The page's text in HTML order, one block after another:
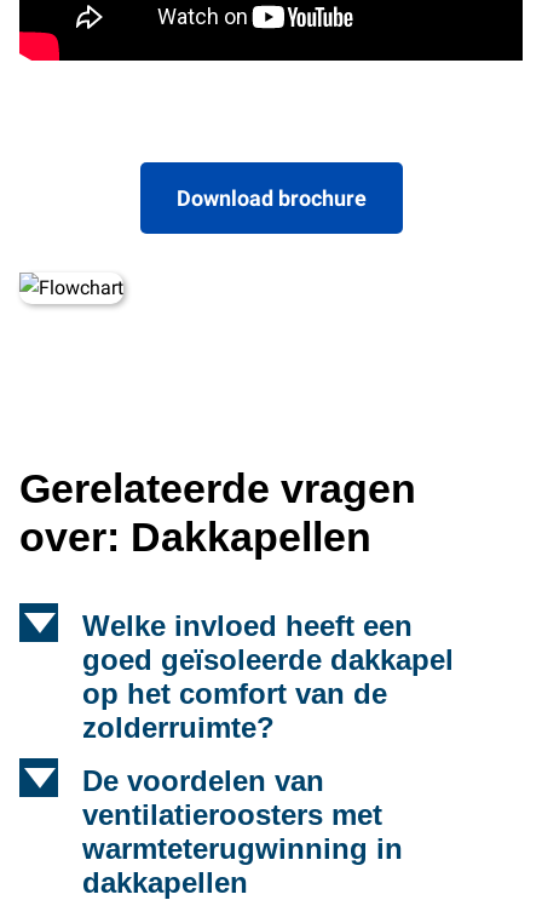
Download brochure
Gerelateerde vragen
over: Dakkapellen
d
Welke invloed heeft een
goed geïsoleerde dakkapel
op het comfort van de
zolderruimte?
d
De voordelen van
ventilatieroosters met
warmteterugwinning in
dakkapellen